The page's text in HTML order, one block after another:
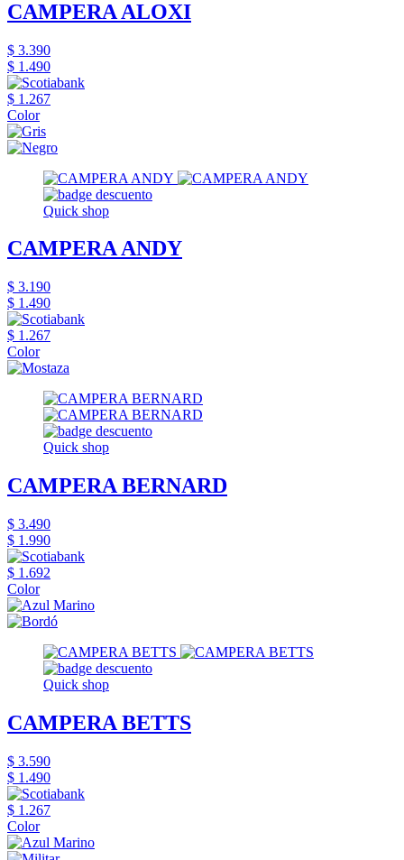
CAMPERA ALOXI
$ 3.390
$ 1.490
$ 1.267
Color
Quick shop
CAMPERA ANDY
$ 3.190
$ 1.490
$ 1.267
Color
Quick shop
CAMPERA BERNARD
$ 3.490
$ 1.990
$ 1.692
Color
Quick shop
CAMPERA BETTS
$ 3.590
$ 1.490
$ 1.267
Color